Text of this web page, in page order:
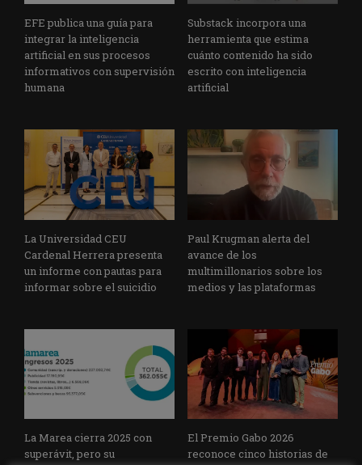
EFE publica una guía para
integrar la inteligencia
artificial en sus procesos
informativos con supervisión
humana
Substack incorpora una
herramienta que estima
cuánto contenido ha sido
escrito con inteligencia
artificial
La Universidad CEU
Cardenal Herrera presenta
un informe con pautas para
informar sobre el suicidio
Paul Krugman alerta del
avance de los
multimillonarios sobre los
medios y las plataformas
La Marea cierra 2025 con
superávit, pero su
El Premio Gabo 2026
reconoce cinco historias de